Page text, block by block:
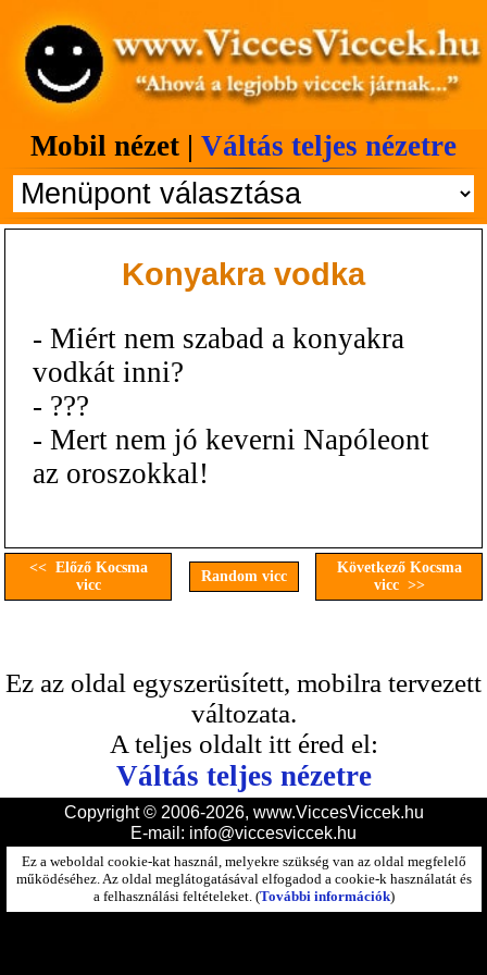
Mobil nézet | Váltás teljes nézetre
Konyakra vodka
- Miért nem szabad a konyakra
vodkát inni?
- ???
- Mert nem jó keverni Napóleont
az oroszokkal!
<< Előző Kocsma
vicc
Random vicc
Következő Kocsma
vicc >>
Ez az oldal egyszerüsített, mobilra tervezett
változata.
A teljes oldalt itt éred el:
Váltás teljes nézetre
Copyright © 2006-2026, www.ViccesViccek.hu
E-mail: info@viccesviccek.hu
Ez a weboldal cookie-kat használ, melyekre szükség van az oldal megfelelő
működéséhez. Az oldal meglátogatásával elfogadod a cookie-k használatát és
a felhasználási feltételeket. (További információk)